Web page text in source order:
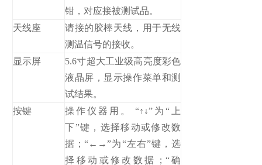
钳，对应接被测试品。
天线座
请接的胶棒天线，用于无线
测温信号的接收。
显示屏
5.6寸超大工业级高亮度彩色
液晶屏，显示操作菜单和测
试结果。
按键
操作仪器用。 “↑↓”为“上
下”键，选择移动或修改数
据；“←→”为“左右”键，选
择移动或修改数据；“确